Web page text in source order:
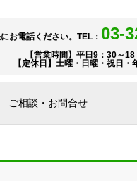
お電話ください。TEL： 03-
【営業時間】平日9：30～
【定休日】土曜・日曜・祝日・
ご相談・お問合せ